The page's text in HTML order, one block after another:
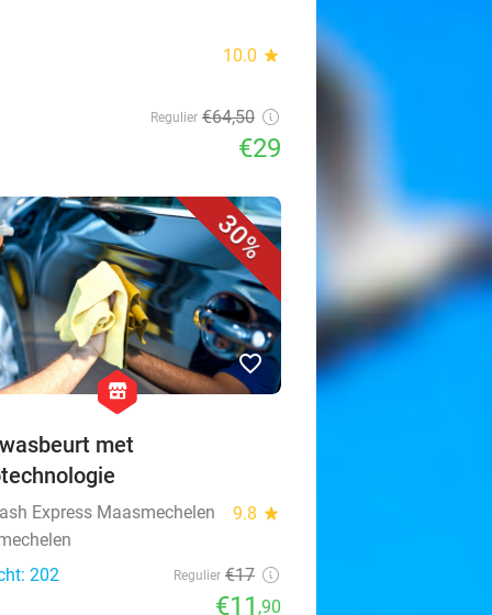
10.0 star
Regulier €64,50
€29
30%
favorite_border
hexagon
store
met
Express Maasmechelen 9.8 star
202
Regulier €17
€11 ,90